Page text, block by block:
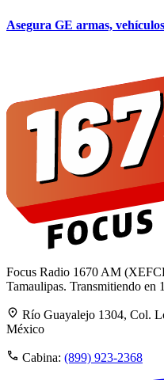
Asegura GE armas,
Focus Radio 1670 AM
Tamaulipas. Transmitiendo en
Río Guayalejo 1304, Col.
México
Cabina: (899) 923-2368